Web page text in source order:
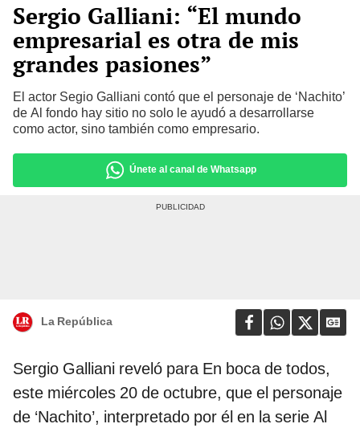
Sergio Galliani: “El mundo
empresarial es otra de mis
grandes pasiones”
El actor Segio Galliani contó que el personaje de ‘Nachito’
de Al fondo hay sitio no solo le ayudó a desarrollarse
como actor, sino también como empresario.
Únete al canal de Whatsapp
La República
Sergio Galliani reveló para En boca de todos,
este miércoles 20 de octubre, que el personaje
de ‘Nachito’, interpretado por él en la serie Al